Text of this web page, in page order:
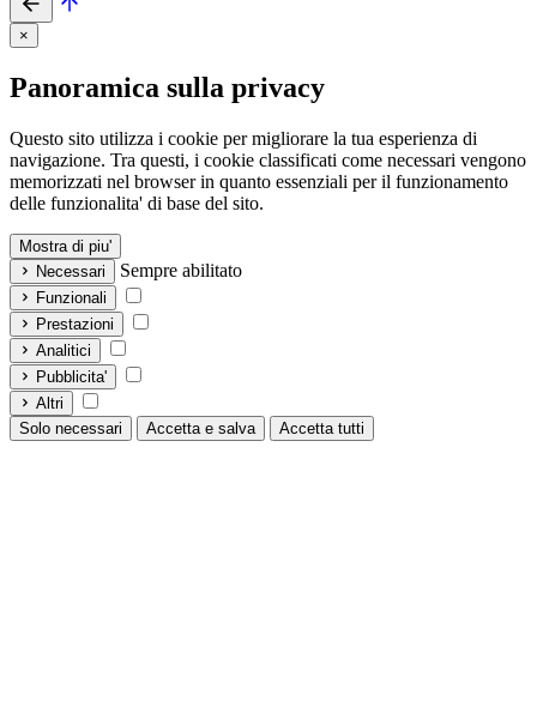
×
Panoramica sulla privacy
Questo sito utilizza i cookie per migliorare la tua esperienza di
navigazione. Tra questi, i cookie classificati come necessari vengono
memorizzati nel browser in quanto essenziali per il funzionamento
delle funzionalita' di base del sito.
Mostra di piu'
Necessari
Sempre abilitato
Funzionali
Prestazioni
Analitici
Pubblicita'
Altri
Solo necessari
Accetta e salva Accetta tutti